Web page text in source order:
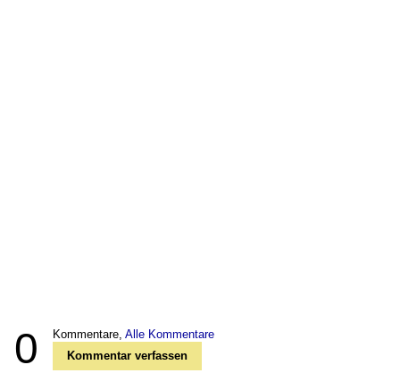
0 Kommentare, Alle Kommentare
Kommentar verfassen